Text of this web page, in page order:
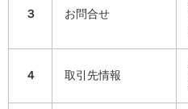
３ お問合せ
４ 取引先情報